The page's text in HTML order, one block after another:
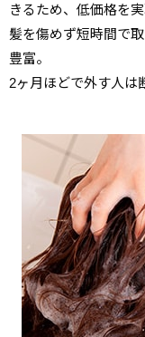
きるため、低価格を実
髪を傷めず短時間で
豊富。
2ヶ月ほどで外す人は